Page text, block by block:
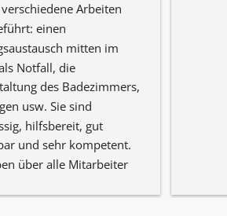
Arbeiten
einen
mitten im
Notfall, die
des Badezimmers,
usw. Sie sind
hilfsbereit, gut
und sehr kompetent.
über alle Mitarbeiter